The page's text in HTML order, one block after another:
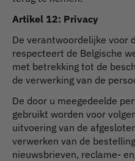
Artikel 12: Privacy
De verantwoordelijke voor
respecteert de Belgische
met betrekking tot de
de verwerking van de
De door u meegedeelde
gebruikt worden voor
uitvoering van de
verwerken van de
nieuwsbrieven, reclame-